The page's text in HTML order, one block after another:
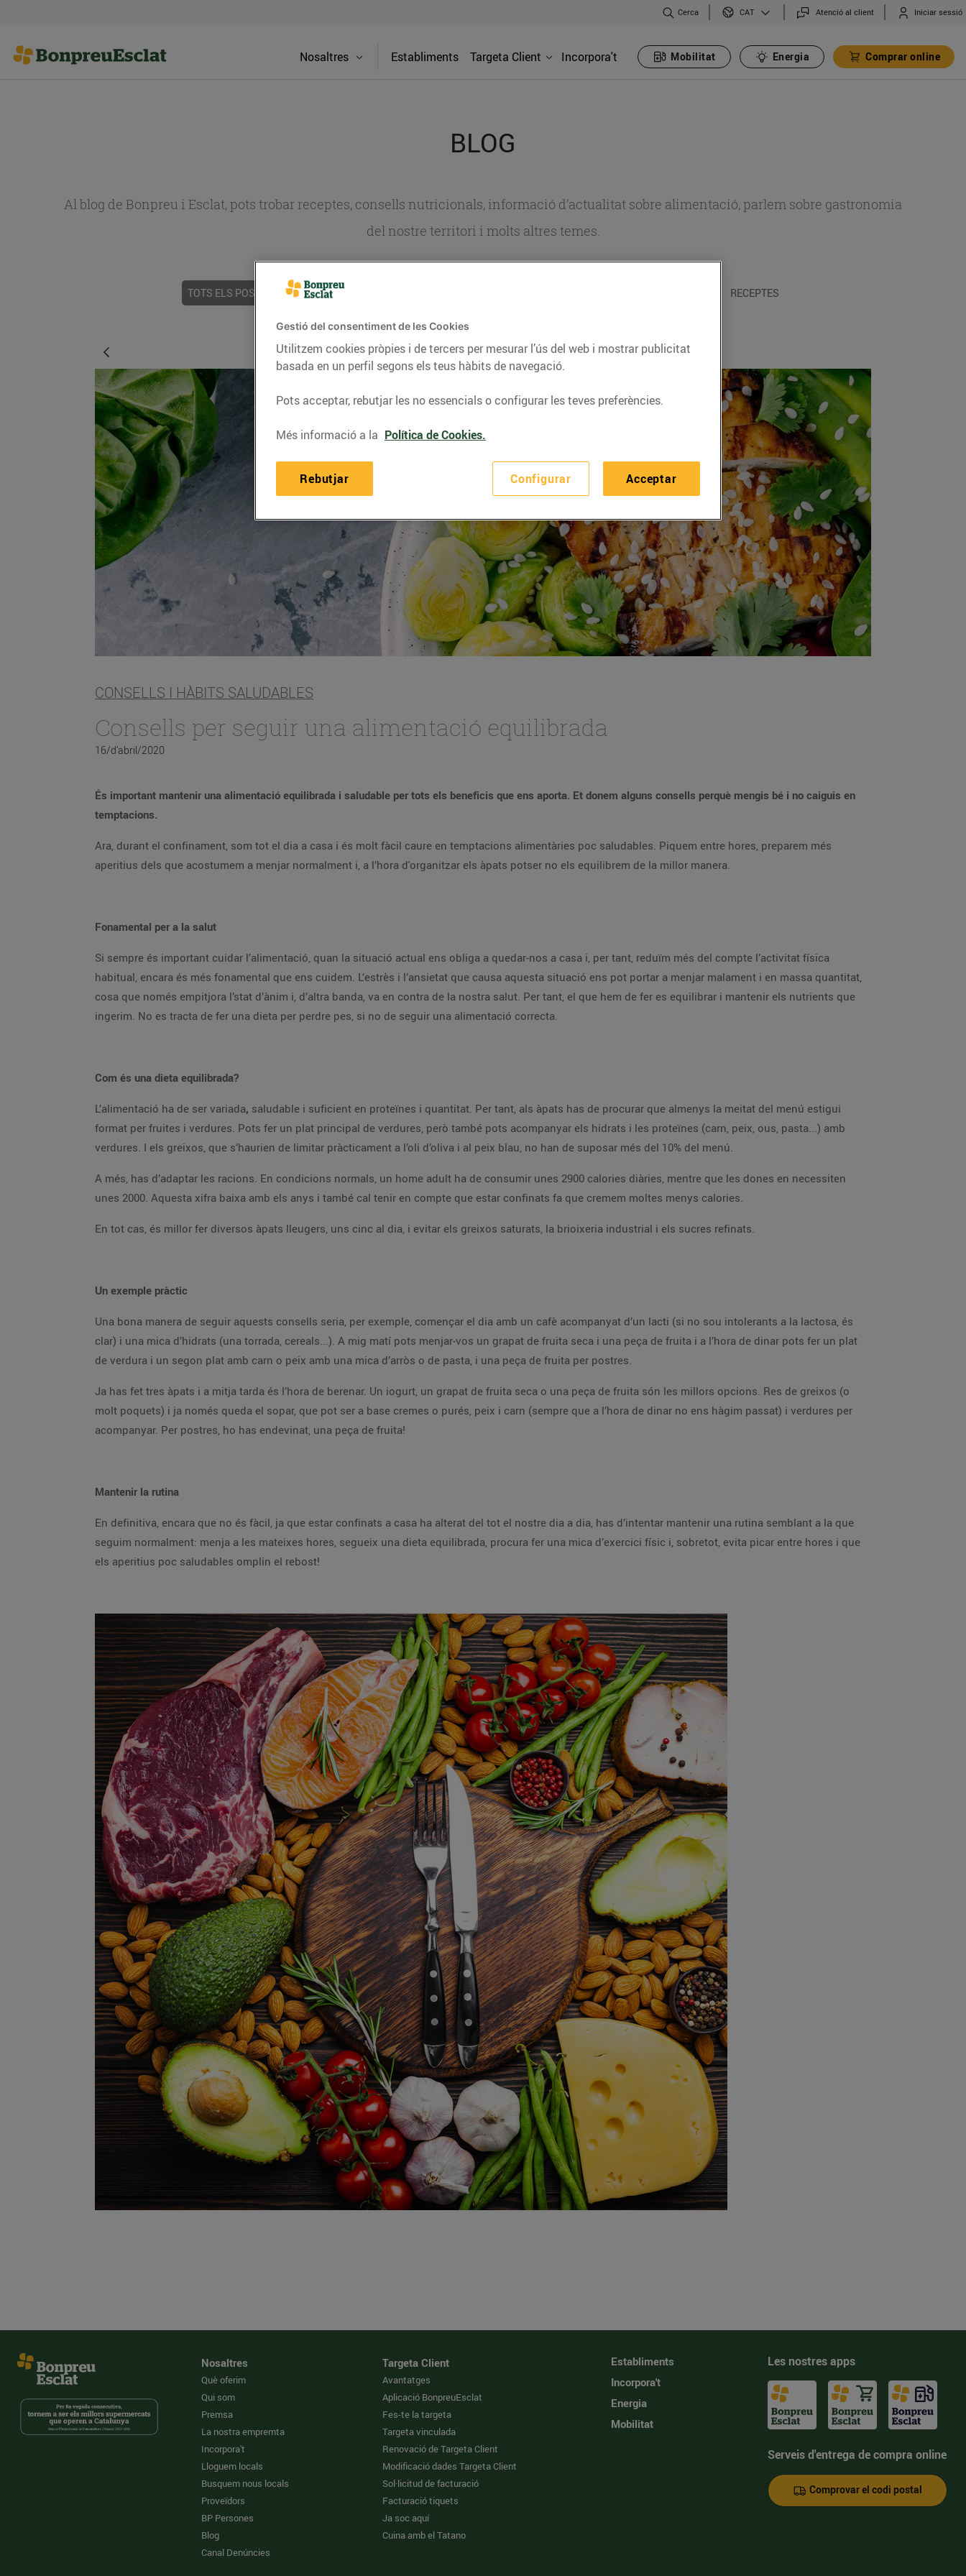
Cerca CAT Atenció al client Iniciar sessió
Nosaltres Establiments Targeta Client Incorpora't Mobilitat Energia Comprar online
BLOG
Al blog de Bonpreu i Esclat, pots trobar receptes, consells nutricionals, informació d’actualitat sobre alimentació, parlem sobre gastronomia
del nostre territori i molts altres temes.
TOTS ELS POSTS ACTUALITAT RECEPTES
CONSELLS I HÀBITS SALUDABLES
Consells per seguir una alimentació equilibrada
16/d’abril/2020
És important mantenir una alimentació equilibrada i saludable per tots els beneficis que ens aporta. Et donem alguns consells perquè mengis bé i no caiguis en
temptacions.
Ara, durant el confinament, som tot el dia a casa i és molt fàcil caure en temptacions alimentàries poc saludables. Piquem entre hores, preparem més
aperitius dels que acostumem a menjar normalment i, a l’hora d'organitzar els àpats potser no els equilibrem de la millor manera.
Fonamental per a la salut
Si sempre és important cuidar l’alimentació, quan la situació actual ens obliga a quedar-nos a casa i, per tant, reduïm més del compte l’activitat física
habitual, encara és més fonamental que ens cuidem. L’estrès i l’ansietat que causa aquesta situació ens pot portar a menjar malament i en massa quantitat,
cosa que només empitjora l’stat d’ànim i, d’altra banda, va en contra de la nostra salut. Per tant, el que hem de fer es equilibrar i mantenir els nutrients que
ingerim. No es tracta de fer una dieta per perdre pes, si no de seguir una alimentació correcta.
Com és una dieta equilibrada?
L’alimentació ha de ser variada, saludable i suficient en proteïnes i quantitat. Per tant, als àpats has de procurar que almenys la meitat del menú estigui
format per fruites i verdures. Pots fer un plat principal de verdures, però també pots acompanyar els hidrats i les proteïnes (carn, peix, ous, pasta...) amb
verdures. I els greixos, que s’haurien de limitar pràcticament a l’oli d’oliva i al peix blau, no han de suposar més del 10% del menú.
A més, has d’adaptar les racions. En condicions normals, un home adult ha de consumir unes 2900 calories diàries, mentre que les dones en necessiten
unes 2000. Aquesta xifra baixa amb els anys i també cal tenir en compte que estar confinats fa que cremem moltes menys calories.
En tot cas, és millor fer diversos àpats lleugers, uns cinc al dia, i evitar els greixos saturats, la brioixeria industrial i els sucres refinats.
Un exemple pràctic
Una bona manera de seguir aquests consells seria, per exemple, començar el dia amb un cafè acompanyat d’un lacti (si no sou intolerants a la lactosa, és
clar) i una mica d’hidrats (una torrada, cereals...). A mig matí pots menjar-vos un grapat de fruita seca i una peça de fruita i a l’hora de dinar pots fer un plat
de verdura i un segon plat amb carn o peix amb una mica d’arròs o de pasta, i una peça de fruita per postres.
Ja has fet tres àpats i a mitja tarda és l’hora de berenar. Un iogurt, un grapat de fruita seca o una peça de fruita són les millors opcions. Res de greixos (o
molt poquets) i ja només queda el sopar, que pot ser a base cremes o purés, peix i carn (sempre que a l’hora de dinar no ens hàgim passat) i verdures per
acompanyar. Per postres, ho has endevinat, una peça de fruita!
Mantenir la rutina
En definitiva, encara que no és fàcil, ja que estar confinats a casa ha alterat del tot el nostre dia a dia, has d’intentar mantenir una rutina semblant a la que
seguim normalment: menja a les mateixes hores, segueix una dieta equilibrada, procura fer una mica d’exercici físic i, sobretot, evita picar entre hores i que
els aperitius poc saludables omplin el rebost!
Nosaltres
Què oferim
Qui som
Premsa
La nostra empremta
Incorpora't
Lloguem locals
Busquem nous locals
Proveïdors
BP Persones
Blog
Canal Denúncies
Targeta Client
Avantatges
Aplicació BonpreuEsclat
Fes-te la targeta
Targeta vinculada
Renovació de Targeta Client
Modificació dades Targeta Client
Sol·licitud de facturació
Facturació tiquets
Ja soc aquí
Cuina amb el Tatano
Establiments
Incorpora't
Energia
Mobilitat
Les nostres apps
Serveis d'entrega de compra online
Comprovar el codi postal
Gestió del consentiment de les Cookies
Utilitzem cookies pròpies i de tercers per mesurar l’ús del web i mostrar publicitat
basada en un perfil segons els teus hàbits de navegació.
Pots acceptar, rebutjar les no essencials o configurar les teves preferències.
Més informació a la Política de Cookies.
Configurar
Rebutjar Acceptar